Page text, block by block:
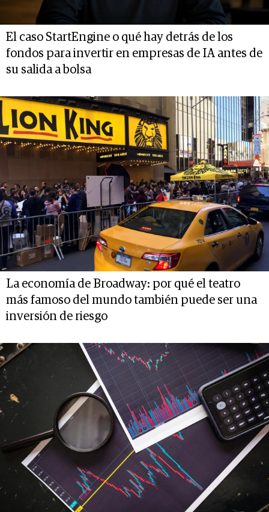
El caso StartEngine o qué hay detrás de los
fondos para invertir en empresas de IA antes de
su salida a bolsa
La economía de Broadway: por qué el teatro
más famoso del mundo también puede ser una
inversión de riesgo